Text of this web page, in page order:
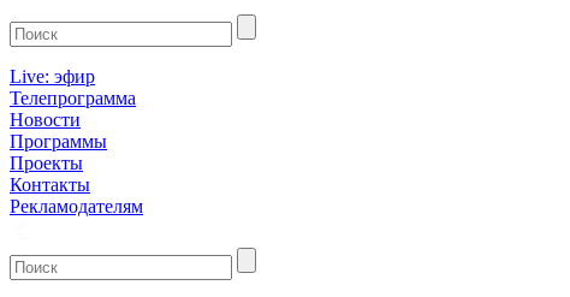
Live: эфир
Телепрограмма
Новости
Программы
Проекты
Контакты
Рекламодателям